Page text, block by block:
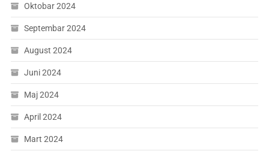
Oktobar 2024
Septembar 2024
August 2024
Juni 2024
Maj 2024
April 2024
Mart 2024